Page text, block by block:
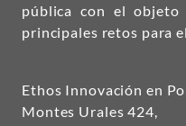
pública con el objeto
principales retos para
Ethos Innovación en
Montes Urales 424,